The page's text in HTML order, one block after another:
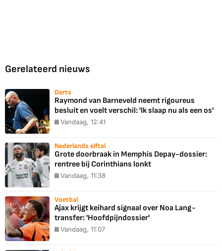
Gerelateerd nieuws
Darts
Raymond van Barneveld neemt rigoureus
besluit en voelt verschil: 'Ik slaap nu als een os'
Vandaag, 12:41
Nederlands elftal
Grote doorbraak in Memphis Depay-dossier:
rentree bij Corinthians lonkt
Vandaag, 11:38
Voetbal
Ajax krijgt keihard signaal over Noa Lang-
transfer: 'Hoofdpijndossier'
Vandaag, 11:07